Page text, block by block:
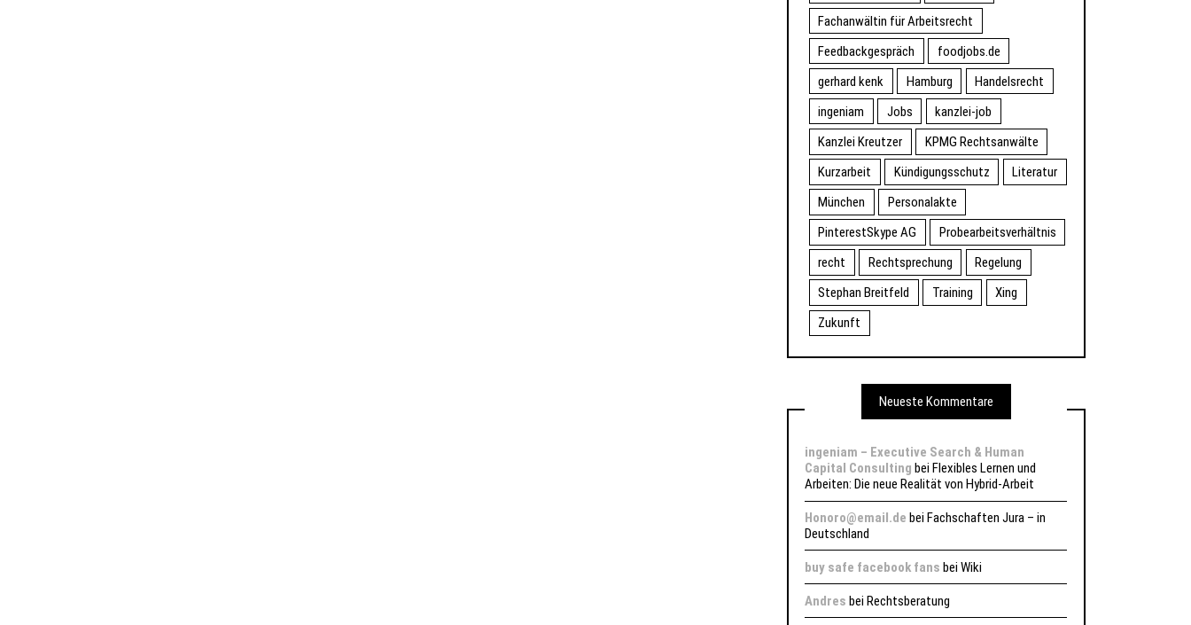
Fachanwältin für Arbeitsrecht
Feedbackgespräch
foodjobs.de
gerhard kenk
Hamburg
Handelsrecht
ingeniam
Jobs
kanzlei-job
Kanzlei Kreutzer
KPMG Rechtsanwälte
Kurzarbeit
Kündigungsschutz
Literatur
München
Personalakte
PinterestSkype AG
Probearbeitsverhältnis
recht
Rechtsprechung
Regelung
Stephan Breitfeld
Training
Xing
Zukunft
Neueste Kommentare
ingeniam – Executive Search & Human
Capital Consulting bei Flexibles Lernen und
Arbeiten: Die neue Realität von Hybrid-Arbeit
Honoro@email.de beiFachschaften Jura – in
Deutschland
buy safe facebook fans beiWiki
Andres beiRechtsberatung